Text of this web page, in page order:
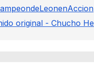
original - Chucho